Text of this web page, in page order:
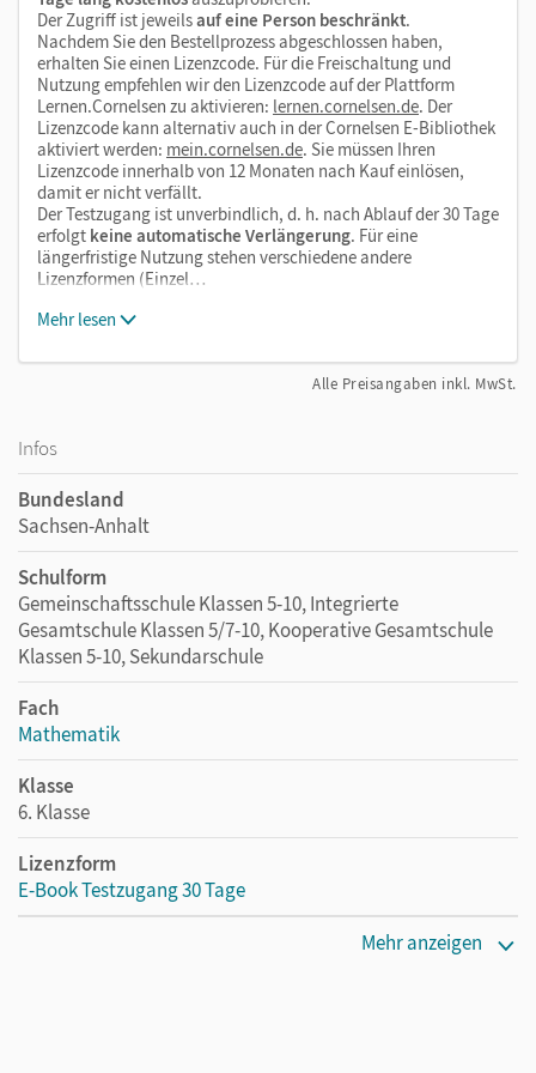
Der Zugriff ist jeweilsauf eine Person beschränkt.
Nachdem Sie den Bestellprozess abgeschlossen haben,
erhalten Sie einen Lizenzcode. Für die Freischaltung und
Nutzung empfehlen wir den Lizenzcode auf der Plattform
Lernen.Cornelsen zu aktivieren: lernen.cornelsen.de. Der
Lizenzcode kann alternativ auch in der Cornelsen E-Bibliothek
aktiviert werden: mein.cornelsen.de. Sie müssen Ihren
Lizenzcode innerhalb von 12 Monaten nach Kauf einlösen,
damit er nicht verfällt.
Der Testzugang ist unverbindlich, d. h. nach Ablauf der 30 Tage
erfolgt keine automatische Verlängerung. Für eine
längerfristige Nutzung stehen verschiedene andere
Lizenzformen (Einzel…
Mehr lesen
Alle Preisangaben inkl. MwSt.
Infos
Bundesland
Sachsen-Anhalt
Schulform
Gemeinschaftsschule Klassen 5-10, Integrierte
Gesamtschule Klassen 5/7-10, Kooperative Gesamtschule
Klassen 5-10, Sekundarschule
Fach
Mathematik
Klasse
6. Klasse
Lizenzform
E-Book Testzugang 30 Tage
Mehr anzeigen